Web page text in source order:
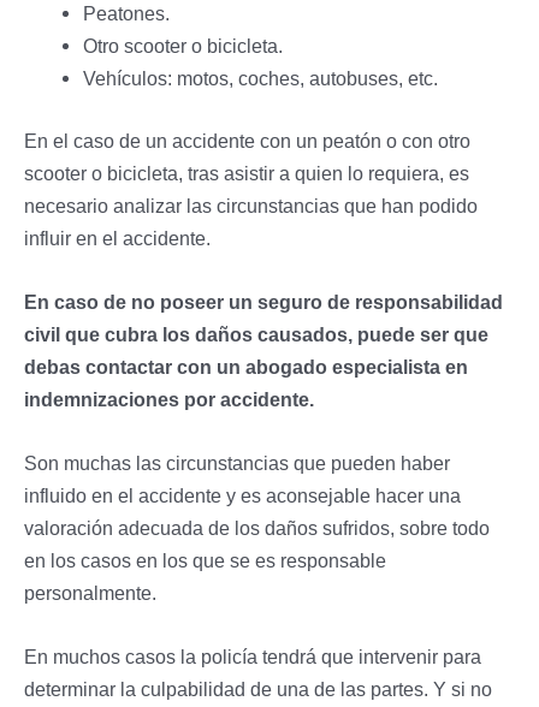
Peatones.
Otro scooter o bicicleta.
Vehículos: motos, coches, autobuses, etc.
En el caso de un accidente con un peatón o con otro
scooter o bicicleta, tras asistir a quien lo requiera, es
necesario analizar las circunstancias que han podido
influir en el accidente.
En caso de no poseer un seguro de responsabilidad
civil que cubra los daños causados, puede ser que
debas contactar con un abogado especialista en
indemnizaciones por accidente.
Son muchas las circunstancias que pueden haber
influido en el accidente y es aconsejable hacer una
valoración adecuada de los daños sufridos, sobre todo
en los casos en los que se es responsable
personalmente.
En muchos casos la policía tendrá que intervenir para
determinar la culpabilidad de una de las partes. Y si no